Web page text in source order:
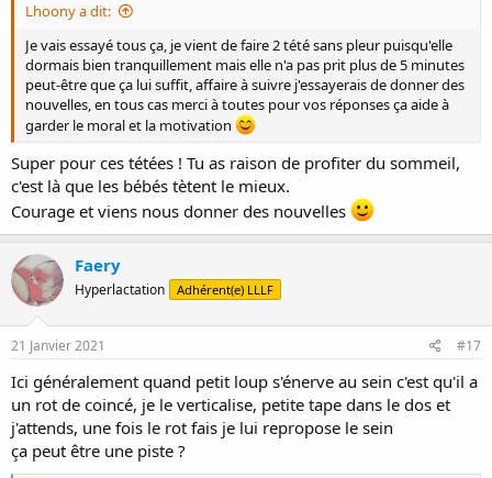
Lhoony a dit:
Je vais essayé tous ça, je vient de faire 2 tété sans pleur puisqu'elle
dormais bien tranquillement mais elle n'a pas prit plus de 5 minutes
peut-être que ça lui suffit, affaire à suivre j'essayerais de donner des
nouvelles, en tous cas merci à toutes pour vos réponses ça aide à
garder le moral et la motivation
Super pour ces tétées ! Tu as raison de profiter du sommeil,
c'est là que les bébés tètent le mieux.
Courage et viens nous donner des nouvelles
Faery
Hyperlactation Adhérent(e) LLLF
21 Janvier 2021 #17
Ici généralement quand petit loup s'énerve au sein c'est qu'il a
un rot de coincé, je le verticalise, petite tape dans le dos et
j'attends, une fois le rot fais je lui repropose le sein
ça peut être une piste ?